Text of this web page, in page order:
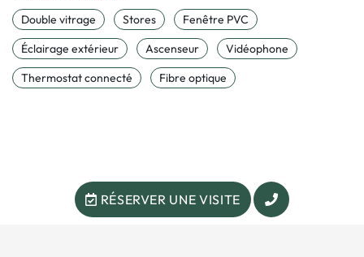
Double vitrage Stores
Fenêtre PVC
Éclairage extérieur
Ascenseur
Vidéophone
Thermostat connecté
Fibre optique
RÉSERVER UNE VISITE